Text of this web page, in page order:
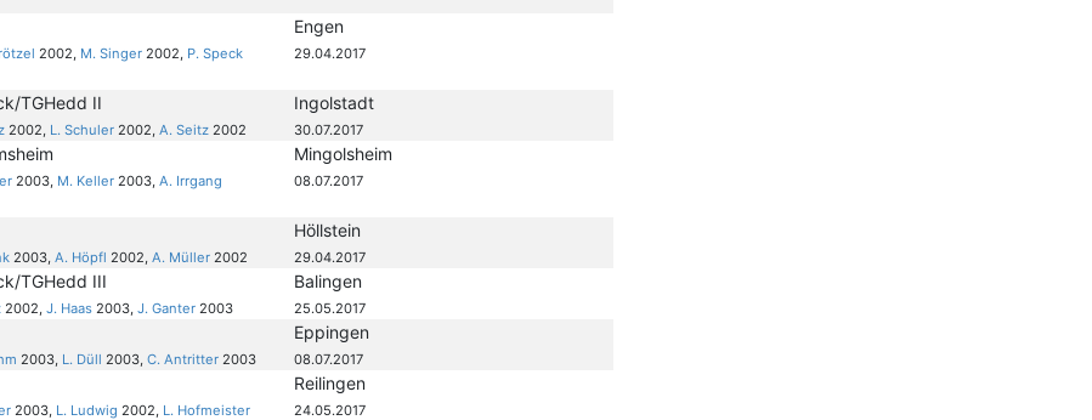
2002, M. Singer 2002, P. Speck
Engen
29.04.2017
TGHedd II
2002, L. Schuler 2002,A. Seitz 2002
Ingolstadt
30.07.2017
2003, M. Keller 2003,A. Irrgang
Mingolsheim
08.07.2017
2003,A. Höpfl 2002,A. Müller 2002
Höllstein
29.04.2017
TGHedd III
2002,J. Haas 2003,J. Ganter 2003
Balingen
25.05.2017
2003, L. Düll 2003,C. Antritter 2003
Eppingen
08.07.2017
2003, L. Ludwig 2002, L. Hofmeister
Reilingen
24.05.2017